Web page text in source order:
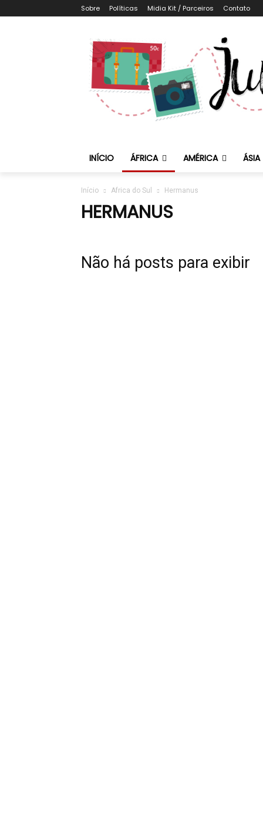
Sobre Políticas Midia Kit / Parceiros Contato
INÍCIO ÁFRICA AMÉRICA ÁSIA
Início Africa do Sul Hermanus
HERMANUS
Não há posts para exibir